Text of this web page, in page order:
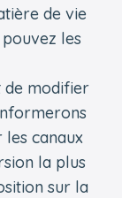
de vie
les
de modifier
canaux
la plus
sur la